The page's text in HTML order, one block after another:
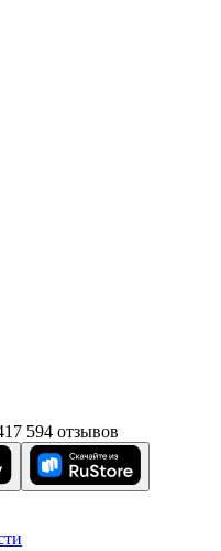
594 отзывов